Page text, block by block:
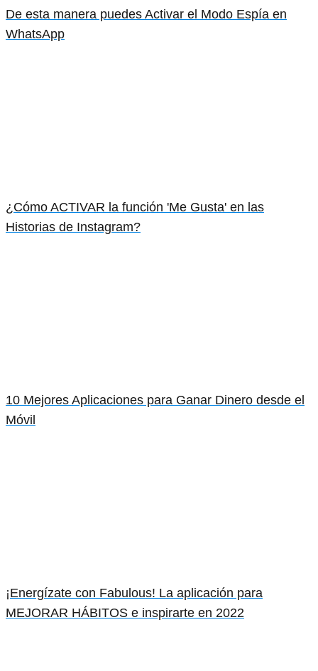
De esta manera puedes Activar el Modo Espía en
WhatsApp
¿Cómo ACTIVAR la función 'Me Gusta' en las
Historias de Instagram?
10 Mejores Aplicaciones para Ganar Dinero desde el
Móvil
¡Energízate con Fabulous! La aplicación para
MEJORAR HÁBITOS e inspirarte en 2022